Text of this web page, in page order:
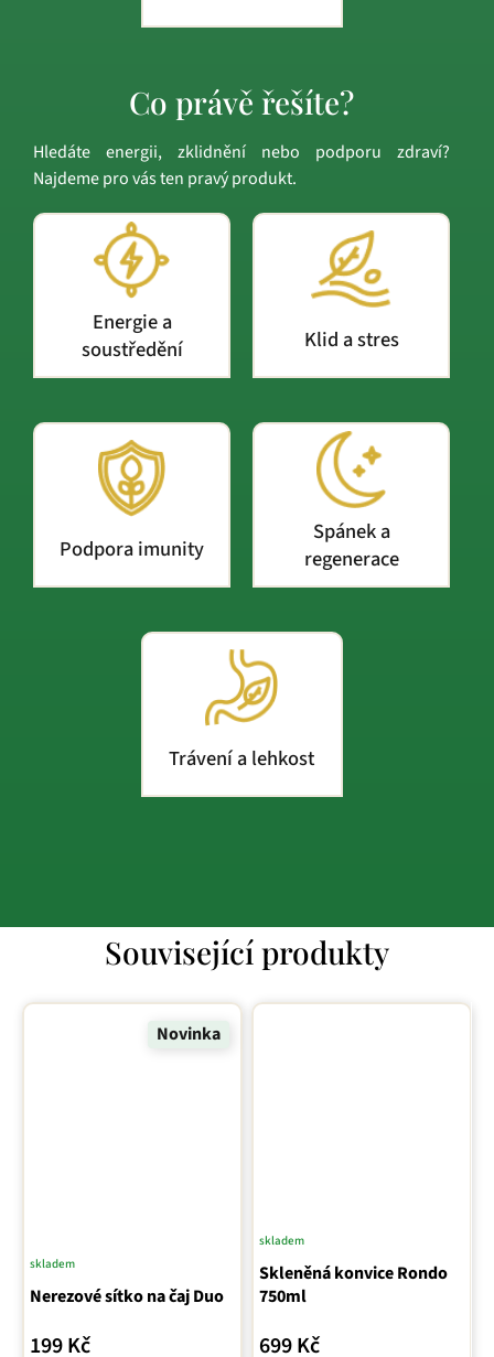
Co právě řešíte?
Hledáte energii, zklidnění nebo podporu zdraví?
Najdeme pro vás ten pravý produkt.
Energie a
soustředění
Klid a stres
Podpora imunity
Spánek a
regenerace
Trávení a lehkost
Související produkty
Novinka
Nerezové sítko na čaj Duo
skladem
199 Kč
Skleněná konvice Rondo
750ml
skladem
699 Kč